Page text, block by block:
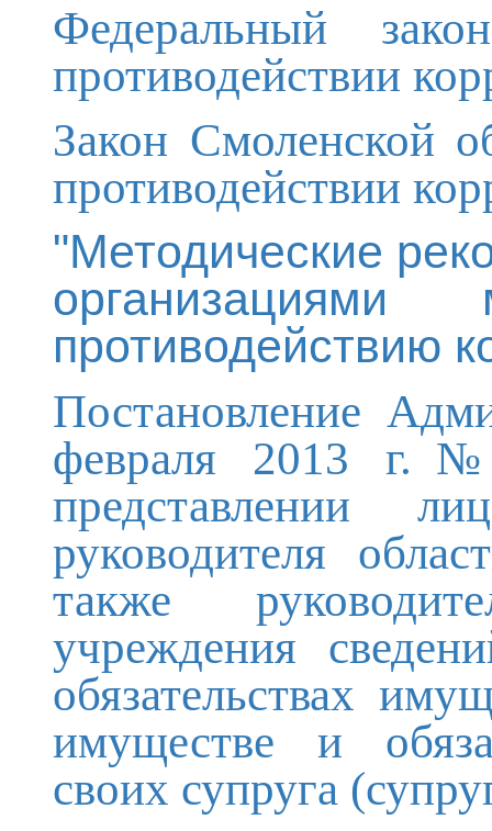
Федеральный
противодействии
Закон Смоленской
противодействии
"Методические
противодействию
Постановление
февраля 2013
представлении
руководителя
также
учреждения
обязательствах
имуществе и
своих супруга